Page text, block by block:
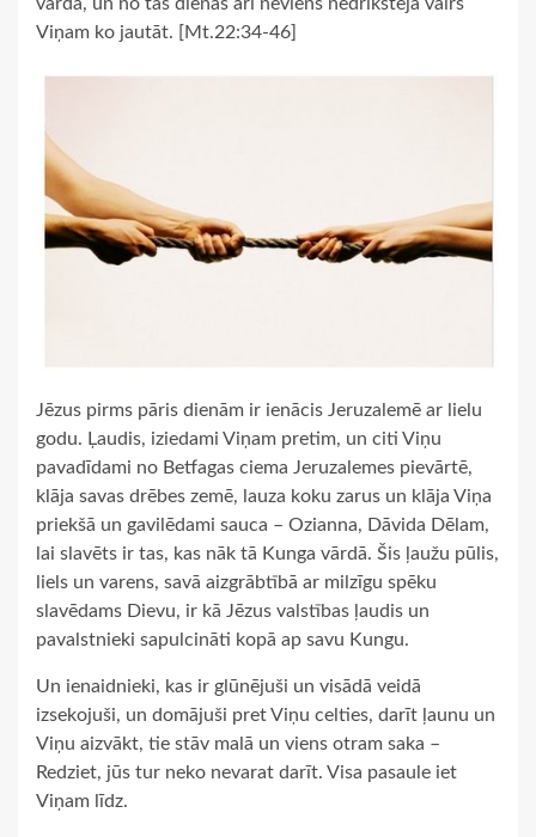
Viņam ko jautāt. [Mt.22:34-46]
Jēzus pirms pāris dienām ir ienācis Jeruzalemē ar lielu
godu. Ļaudis, iziedami Viņam pretim, un citi Viņu
pavadīdami no Betfagas ciema Jeruzalemes pievārtē,
klāja savas drēbes zemē, lauza koku zarus un klāja Viņa
priekšā un gavilēdami sauca – Ozianna, Dāvida Dēlam,
lai slavēts ir tas, kas nāk tā Kunga vārdā. Šis ļaužu pūlis,
liels un varens, savā aizgrābtībā ar milzīgu spēku
slavēdams Dievu, ir kā Jēzus valstības ļaudis un
pavalstnieki sapulcināti kopā ap savu Kungu.
Un ienaidnieki, kas ir glūnējuši un visādā veidā
izsekojuši, un domājuši pret Viņu celties, darīt ļaunu un
Viņu aizvākt, tie stāv malā un viens otram saka –
Redziet, jūs tur neko nevarat darīt. Visa pasaule iet
Viņam līdz.